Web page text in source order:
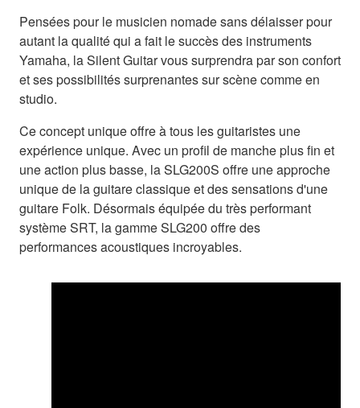
Pensées pour le musicien nomade sans délaisser pour
autant la qualité qui a fait le succès des instruments
Yamaha, la Silent Guitar vous surprendra par son confort
et ses possibilités surprenantes sur scène comme en
studio.
Ce concept unique offre à tous les guitaristes une
expérience unique. Avec un profil de manche plus fin et
une action plus basse, la SLG200S offre une approche
unique de la guitare classique et des sensations d'une
guitare Folk. Désormais équipée du très performant
système SRT, la gamme SLG200 offre des
performances acoustiques incroyables.